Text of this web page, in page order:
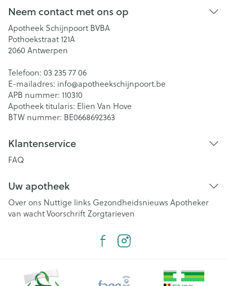
Neem contact met ons op
Apotheek Schijnpoort BVBA
Pothoekstraat 121A
2060 Antwerpen
Telefoon: 03 235 77 06
E-mailadres: info@apotheekschijnpoort.be
APB nummer: 110310
Apotheek titularis: Elien Van Hove
BTW nummer: BE0668692363
Klantenservice
FAQ
Uw apotheek
Over ons Nuttige links Gezondheidsnieuws Apotheker
van wachtVoorschriftZorgtarieven